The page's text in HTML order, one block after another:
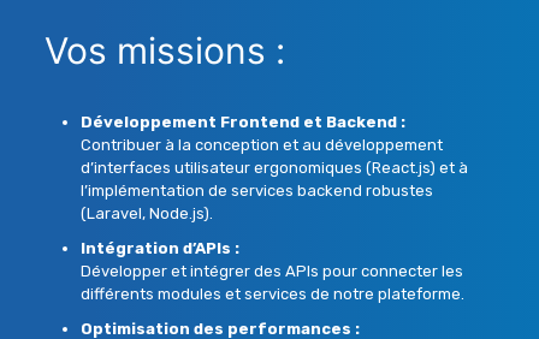
Vos missions :
Développement Frontend et Backend :
Contribuer à la conception et au développement
d’interfaces utilisateur ergonomiques (React.js) et à
l’implémentation de services backend robustes
(Laravel, Node.js).
Intégration d’APIs :
Développer et intégrer des APIs pour connecter les
différents modules et services de notre plateforme.
Optimisation des performances :